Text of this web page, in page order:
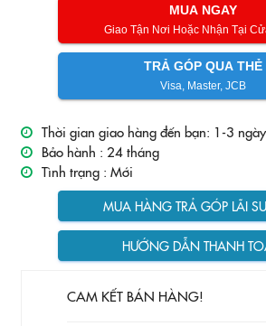
MUA NGAY
Giao Tận Nơi Hoặc Nhận Tại
TRẢ GÓP QUA THẺ
Visa, Master, JCB
Thời gian giao hàng đến bạn: 1-3 ngày
Bảo hành : 24 tháng
Tình trạng : Mới
MUA HÀNG TRẢ GÓP LÃI
HƯỚNG DẪN THANH
CAM KẾT BÁN HÀNG!